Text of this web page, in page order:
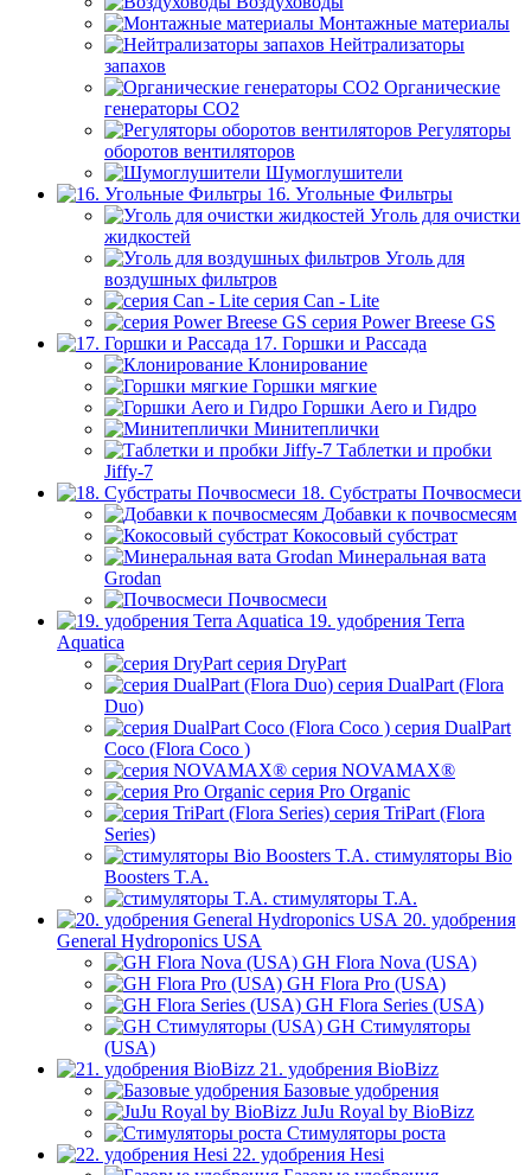
Монтажные материалы
Нейтрализаторы
запахов
Органические
генераторы СО2
Регуляторы
оборотов вентиляторов
Шумоглушители
16. Угольные Фильтры
Уголь для очистки
жидкостей
Уголь для
воздушных фильтров
серия Can - Lite
серия Power Breese GS
17. Горшки и Рассада
Клонирование
Горшки мягкие
Горшки Aero и Гидро
Минитеплички
Таблетки и пробки
Jiffy-7
18. Субстраты Почвосмеси
Добавки к почвосмесям
Кокосовый субстрат
Минеральная вата
Grodan
Почвосмеси
19. удобрения Terra
Aquatica
серия DryPart
серия DualPart (Flora
Duo)
серия DualPart
Coco (Flora Coco )
серия NOVAMAX®
серия Pro Organic
серия TriPart (Flora
Series)
стимуляторы Bio
Boosters T.A.
стимуляторы T.A.
20. удобрения
General Hydroponics USA
GH Flora Nova (USA)
GH Flora Pro (USA)
GH Flora Series (USA)
GH Стимуляторы
(USA)
21. удобрения BioBizz
Базовые удобрения
JuJu Royal by BioBizz
Стимуляторы роста
22. удобрения Hesi